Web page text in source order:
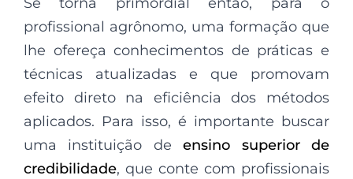
profissional agrônomo, uma formação que
lhe ofereça conhecimentos de práticas e
técnicas atualizadas e que promovam
efeito direto na eficiência dos métodos
aplicados. Para isso, é importante buscar
uma instituição deensino superior de
credibilidade, que conte com profissionais